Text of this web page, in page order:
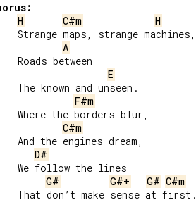
H
C#m
H
Strange maps, strange machines,
A
Roads between
E
The known and unseen.
F#m
Where the borders blur,
C#m
And the engines dream,
D#
We follow the lines
G#
G#+ G# C#m
That don’t make sense at first.